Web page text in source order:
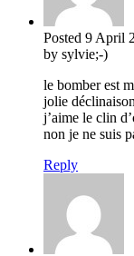
Posted 9 April
by sylvie;-)
le bomber est
jolie
j’aime le clin
non je ne suis
Reply